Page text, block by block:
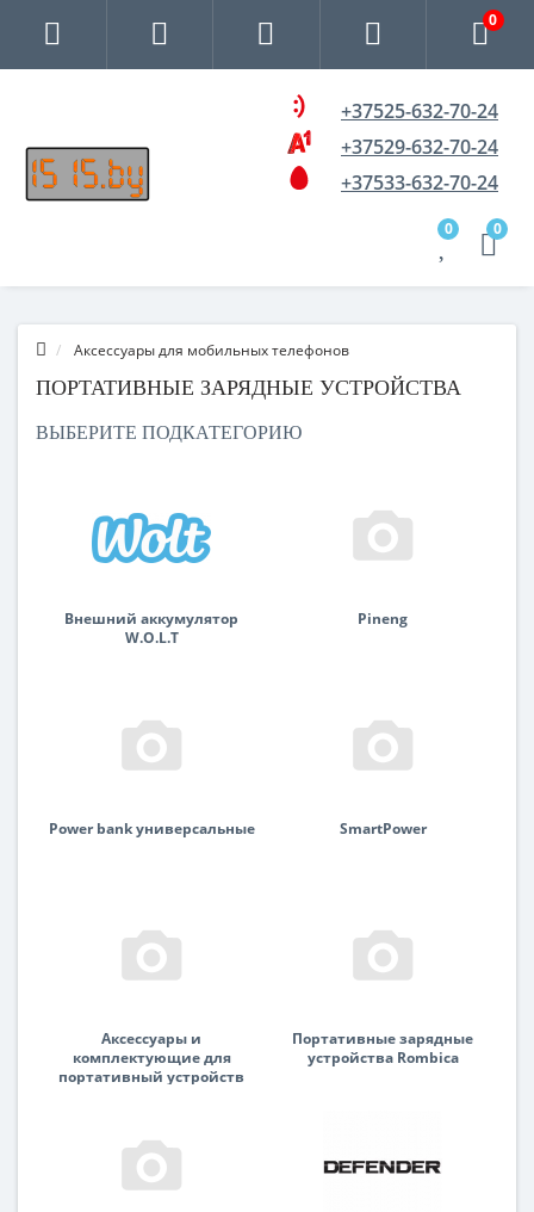
0
+37525-632-70-24
+37529-632-70-24
+37533-632-70-24
0 0
Аксессуары для мобильных телефонов
ПОРТАТИВНЫЕ ЗАРЯДНЫЕ УСТРОЙСТВА
ВЫБЕРИТЕ ПОДКАТЕГОРИЮ
Внешний аккумулятор
W.O.L.T
Pineng
Power bank универсальные SmartPower
Аксессуары и
комплектующие для
портативный устройств
Портативные зарядные
устройства Rombica